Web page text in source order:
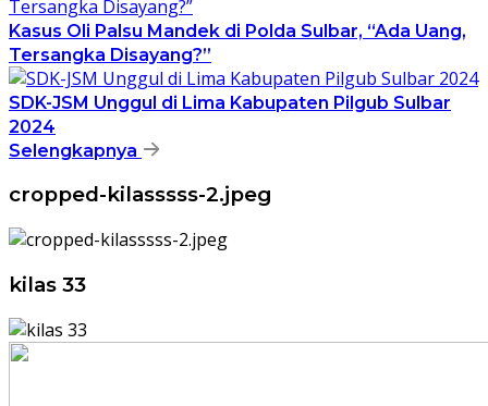
Kasus Oli Palsu Mandek di Polda Sulbar, “Ada Uang,
Tersangka Disayang?”
SDK-JSM Unggul di Lima Kabupaten Pilgub Sulbar
2024
Selengkapnya
cropped-kilasssss-2.jpeg
kilas 33